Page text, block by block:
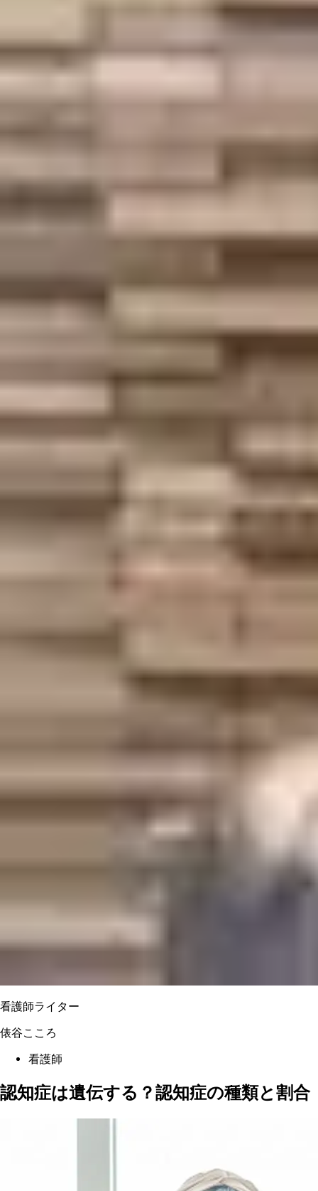
看護師ライター
俵谷こころ
看護師
認知症は遺伝する？認知症の種類と割合